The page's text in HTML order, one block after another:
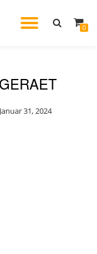
0
Januar 31, 2024